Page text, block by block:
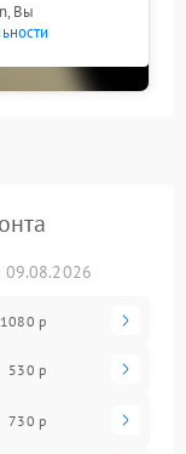
Вы
09.08.2026
1080 р
530 р
730 р